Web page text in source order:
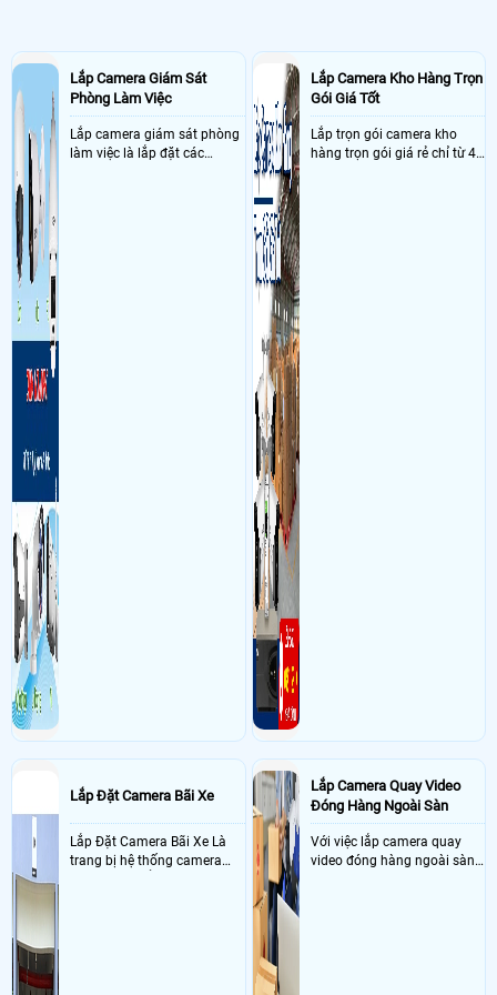
Đồng Nai Sử dụngDịch vụ camera quan sát04 Phần mềm Win 11 Pro
64bit Eng lntl 1pk DSP OEi DVD (FQC-10528), 03 Phần mềm Microsoft
365 Apps for business (1 phần mềm/1 User dùng cho 5 thiết bị máy tính)
, 01 Phần mềm diệt virus Kaspersky Standard (dùng cho 1 thiết bị)
- Khách Lắp Camera CÔNG TY TNHH NAGI DECORĐịa điểm lăp đặt
camera 120/86/76c thích quảng đức phú nhuận Sử dụng
Dịch vụ camera
quan sát
1 cam imou IPC-A32EP, 1 thẻ 128Gb 4S-Gen
- Khách Lắp Camera CÔNG TY TNHH PARIS DECOR
camera Tầng 3, Tòa nhà Enterprise Tower, số 290 đường Bến Vân Đồn,
phường Vĩnh Hội, Thành phố Hồ Chí Minh. Sử dụng
sát1 DS-7104NI-Q1/M + ổ cứng 500gb, 4 DS-2CD1121G2-LIU, 1 switch
poe MS106LP
- Khách Lắp Camera Thiên Nhẫn
Địa điểm lăp đặt camera 168/20 Lê Thị
Bạch Cát, P11, Q11 HCM Sử dụng
Dịch vụ camera quan sát
A8124N2-VN,ổ cứng 2T tsb dss,2 cam IPC-S2XP-10M0WED (không ke L
dô tường)
- Khách Lắp Camera cô Hoa
Địa điểm lăp đặt camera 314 Cao Đạt, p.
Chợ Quán, q.5 C.c Phúc Thịnh Sử dụng
Dịch vụ camera quan sát
imou IPC-A32EP,1 thẻ 32Gb my
nói về Lắp Đặt Camera Giám Sát Tại Quận
Hôm bữa mình lắp bộ camera ở quận 1 đường lý tự trọng nhưng mấy
bữa nay không xem qua mạng được mình mới đổi mạng qua fpt kỹ thuật
flt nói pbải liên hệ camera làm lại, khi nào anh cho người qua xử lý dùm>
Ngày: 13/03/2017
nói về Lắp Đặt Camera Giám Sát Tại Quận
1
Mình quản lý cửa hàng hàng ăn ở số 1 nguyễn thái bình quận 1 vui lòng
cho kỹ thuật đến khảo sát lắp camera toàn bộ quán dùm>
Lắp Camera Giám Sát
Phòng Làm Việc
Lắp camera giám sát phòng
làm việc là lắp đặt các
Lắp Camera Kho Hàng Trọn
Gói Giá Tốt
Lắp trọn gói camera kho
hàng trọn gói giá rẻ chỉ từ 4
Lắp Đặt Camera Bãi Xe
Lắp Đặt Camera Bãi Xe Là
trang bị hệ thống camera
Lắp Camera Quay Video
Đóng Hàng Ngoài Sàn
Với việc lắp camera quay
video đóng hàng ngoài sàn